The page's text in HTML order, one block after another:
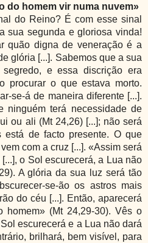
do homem vir numa nuvem»
do Reino? É com esse sinal
sua segunda e gloriosa vinda!
quão digna de veneração é a
glória [...]. Sabemos que a sua
e essa discrição era
procurar o que estava morto.
se-á de maneira diferente [...].
ninguém terá necessidade de
ou ali (Mt 24,26) [...]; não será
está de facto presente. O que
com a cruz [...]. «Assim será
o Sol escurecerá, a Lua não
A glória da sua luz será tão
se-ão os astros mais
do céu [...]. Então, aparecerá
(Mt 24,29-30). Vês o
escurecerá e a Lua não dará
brilhará, bem visível, para